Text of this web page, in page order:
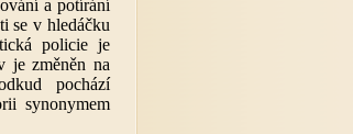
a potírání
se v hledáčku
policie je
je změněn na
pochází
synonymem